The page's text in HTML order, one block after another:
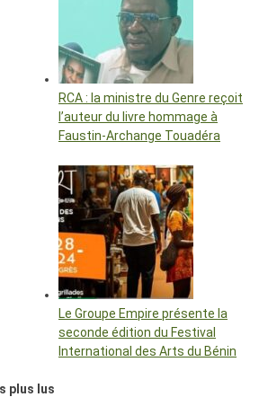
RCA : la ministre du Genre reçoit
l’auteur du livre hommage à
Faustin-Archange Touadéra
Le Groupe Empire présente la
seconde édition du Festival
International des Arts du Bénin
plus lus